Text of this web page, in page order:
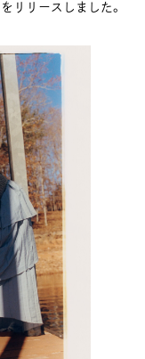
リリースしました。